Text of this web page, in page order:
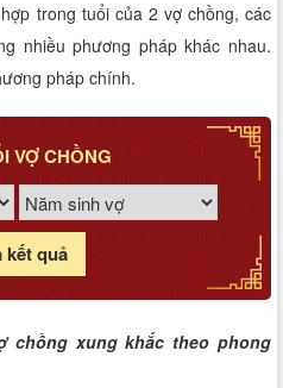
trong tuổi của 2 vợ chồng, các
nhiều phương pháp khác nhau.
pháp chính.
VỢ CHỒNG
kết quả
chồng xung khắc theo phong